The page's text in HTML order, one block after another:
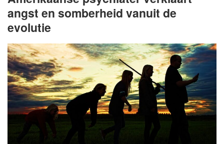
angst en somberheid vanuit de
evolutie